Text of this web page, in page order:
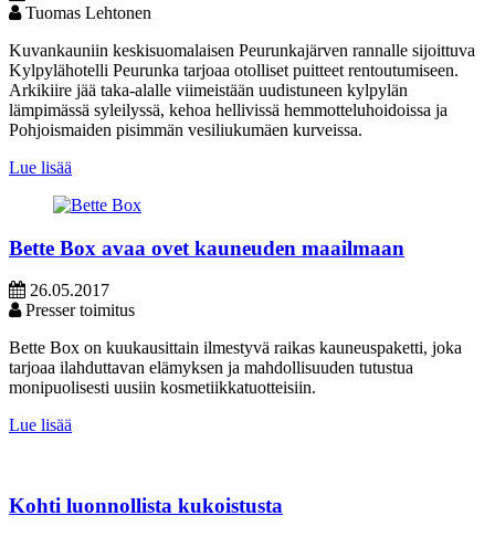
Tuomas Lehtonen
Kuvankauniin keskisuomalaisen Peurunkajärven rannalle sijoittuva
Kylpylähotelli Peurunka tarjoaa otolliset puitteet rentoutumiseen.
Arkikiire jää taka-alalle viimeistään uudistuneen kylpylän
lämpimässä syleilyssä, kehoa hellivissä hemmotteluhoidoissa ja
Pohjoismaiden pisimmän vesiliukumäen kurveissa.
Lue lisää
Bette Box avaa ovet kauneuden maailmaan
26.05.2017
Presser toimitus
Bette Box on kuukausittain ilmestyvä raikas kauneuspaketti, joka
tarjoaa ilahduttavan elämyksen ja mahdollisuuden tutustua
monipuolisesti uusiin kosmetiikkatuotteisiin.
Lue lisää
Kohti luonnollista kukoistusta